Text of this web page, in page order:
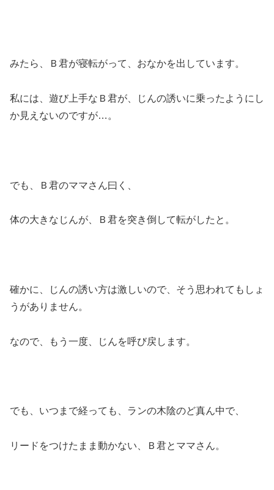
みたら、Ｂ君が寝転がって、おなかを出しています。
私には、遊び上手なＢ君が、じんの誘いに乗ったようにし
か見えないのですが…。
でも、Ｂ君のママさん曰く、
体の大きなじんが、Ｂ君を突き倒して転がしたと。
確かに、じんの誘い方は激しいので、そう思われてもしょ
うがありません。
なので、もう一度、じんを呼び戻します。
でも、いつまで経っても、ランの木陰のど真ん中で、
リードをつけたまま動かない、Ｂ君とママさん。